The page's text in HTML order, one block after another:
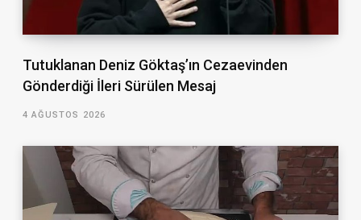
Tutuklanan Deniz Göktaş’ın Cezaevinden
Gönderdiği İleri Sürülen Mesaj
4 AĞUSTOS 2026